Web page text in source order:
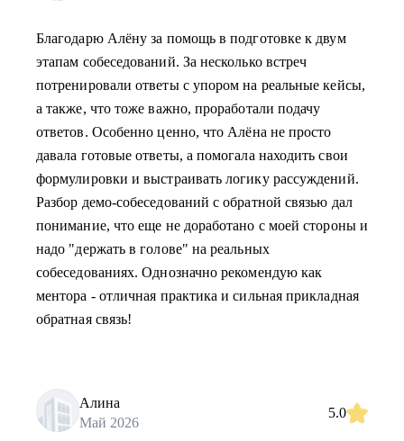
Благодарю Алёну за помощь в подготовке к двум
этапам собеседований. За несколько встреч
потренировали ответы с упором на реальные кейсы,
а также, что тоже важно, проработали подачу
ответов. Особенно ценно, что Алёна не просто
давала готовые ответы, а помогала находить свои
формулировки и выстраивать логику рассуждений.
Разбор демо-собеседований с обратной связью дал
понимание, что еще не доработано с моей стороны и
надо "держать в голове" на реальных
собеседованиях. Однозначно рекомендую как
ментора - отличная практика и сильная прикладная
обратная связь!
Алина
Май 2026
5.0